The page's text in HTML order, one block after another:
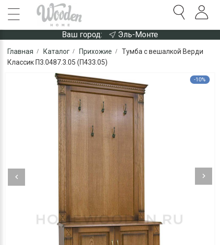
Ваш город: Эль-Монте
Главная Каталог Прихожие
Тумба с вешалкой Верди
Классик П3.0487.3.05 (П433.05)
-10%